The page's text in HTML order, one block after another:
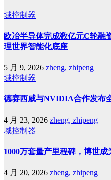
域控制器
欧冶半导体完成数亿元C轮融
理世界智能化底座
5 月 9, 2026 zheng, zhipeng
域控制器
德赛西威与NVIDIA合作发布
4 月 23, 2026 zheng, zhipeng
域控制器
1000万套量产里程碑，博世
4 月 20, 2026 zheng, zhipeng